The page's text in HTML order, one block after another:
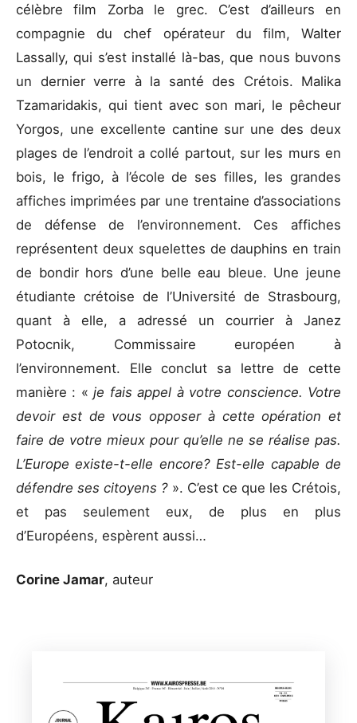
célèbre film Zorba le grec. C’est d’ailleurs en
compagnie du chef opérateur du film, Walter
Lassally, qui s’est installé là-bas, que nous buvons
un dernier verre à la santé des Crétois. Malika
Tzamaridakis, qui tient avec son mari, le pêcheur
Yorgos, une excellente cantine sur une des deux
plages de l’endroit a collé partout, sur les murs en
bois, le frigo, à l’école de ses filles, les grandes
affiches imprimées par une trentaine d’associations
de défense de l’environnement. Ces affiches
représentent deux squelettes de dauphins en train
de bondir hors d’une belle eau bleue. Une jeune
étudiante crétoise de l’Université de Strasbourg,
quant à elle, a adressé un courrier à Janez
Potocnik, Commissaire européen à
l’environnement. Elle conclut sa lettre de cette
manière : «je fais appel à votre conscience. Votre
devoir est de vous opposer à cette opération et
faire de votre mieux pour qu’elle ne se réalise pas.
L’Europe existe-t-elle encore? Est-elle capable de
défendre ses citoyens ? ». C’est ce que les Crétois,
et pas seulement eux, de plus en plus
d’Européens, espèrent aussi…
Corine Jamar, auteur